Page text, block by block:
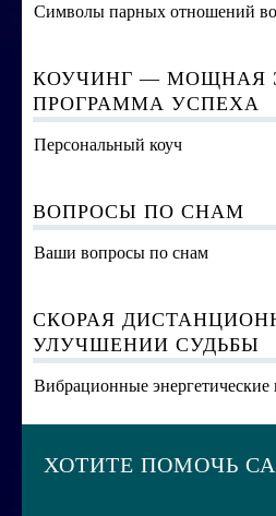
Символы парных отношений
КОУЧИНГ — МОЩНАЯ
ПРОГРАММА УСПЕХА
Персональный коуч
ВОПРОСЫ ПО СНАМ
Ваши вопросы по снам
СКОРАЯ
УЛУЧШЕНИИ СУДЬБЫ
Вибрационные энергетические
ХОТИТЕ ПОМОЧЬ